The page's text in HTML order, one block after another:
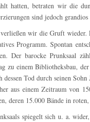
hatten, betraten wir die
sind jedoch
wir die Gruft wieder.
Programm. Spontan
Der barocke Prunksaal
zu einem Bibliotheksbau,
dessen Tod durch seinen
aus einem Zeitraum von
deren 15.000 Bände in
spiegelt sich u. a.